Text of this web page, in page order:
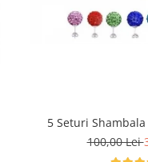
5 Seturi
100,00 Lei